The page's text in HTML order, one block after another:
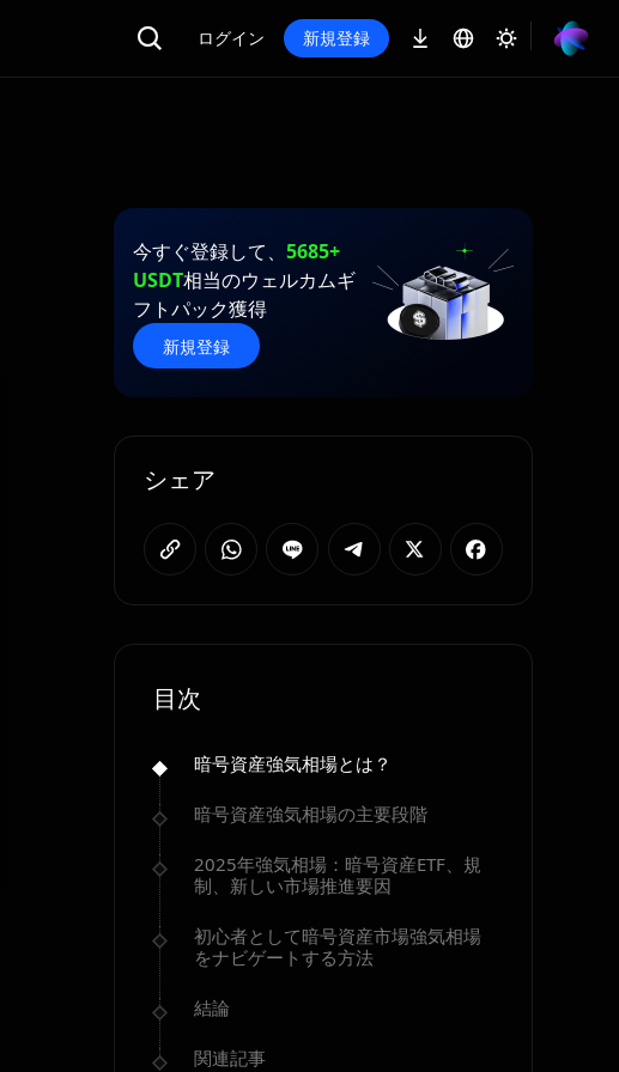
ログイン 新規登録
今すぐ登録して、 5685+
USDT相当のウェルカムギ
フトパック獲得
新規登録
シェア
目次
暗号資産強気相場とは？
暗号資産強気相場の主要段階
2025年強気相場：暗号資産ETF、規
制、新しい市場推進要因
初心者として暗号資産市場強気相場
をナビゲートする方法
結論
関連記事